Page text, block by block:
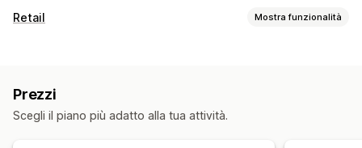
Gestione dei codici a barre
Retail Mostra funzionalità
Prezzi
Scegli il piano più adatto alla tua attività.